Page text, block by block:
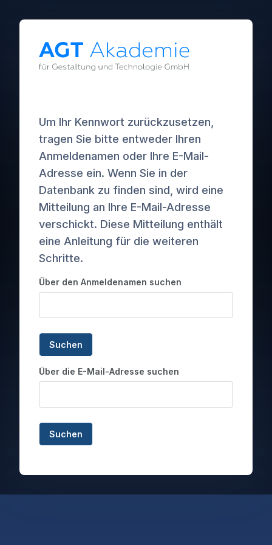
Um Ihr Kennwort zurückzusetzen,
tragen Sie bitte entweder Ihren
Anmeldenamen oder Ihre E-Mail-
Adresse ein. Wenn Sie in der
Datenbank zu finden sind, wird eine
Mitteilung an Ihre E-Mail-Adresse
verschickt. Diese Mitteilung enthält
eine Anleitung für die weiteren
Schritte.
Über den Anmeldenamen suchen
Über die E-Mail-Adresse suchen